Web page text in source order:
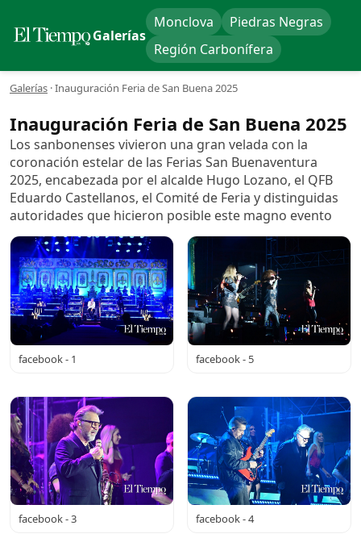
Galerías
Monclova
Piedras Negras
Región Carbonífera
Galerías ·Inauguración Feria de San Buena 2025
Inauguración Feria de San Buena 2025
Los sanbonenses vivieron una gran velada con la
coronación estelar de las Ferias San Buenaventura
2025, encabezada por el alcalde Hugo Lozano, el QFB
Eduardo Castellanos, el Comité de Feria y distinguidas
autoridades que hicieron posible este magno evento
facebook - 1 facebook - 5
facebook - 3 facebook - 4